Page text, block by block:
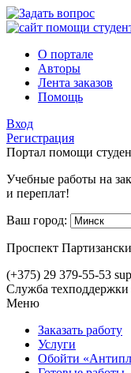
О портале
Авторы
Лента заказов
Помощь
Вход
Регистрация
Портал помощи
Учебные работы на
и переплат!
Ваш город:
Проспект
(+375) 29 379-55-53
Служба техподдержки
Меню
Заказать работу
Услуги
Обойти